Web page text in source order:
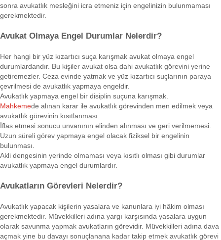
sonra avukatlık mesleğini icra etmeniz için engelinizin bulunmaması
gerekmektedir.
Avukat Olmaya Engel Durumlar Nelerdir?
Her hangi bir yüz kızartıcı suça karışmak avukat olmaya engel
durumlardandır. Bu kişiler avukat olsa dahi avukatlık görevini yerine
getiremezler. Ceza evinde yatmak ve yüz kızartıcı suçlarının paraya
çevrilmesi de avukatlık yapmaya engeldir.
Avukatlık yapmaya engel bir disiplin suçuna karışmak.
Mahkemede alınan karar ile avukatlık görevinden men edilmek veya
avukatlık görevinin kısıtlanması.
İflas etmesi sonucu unvanının elinden alınması ve geri verilmemesi.
Uzun süreli görev yapmaya engel olacak fiziksel bir engelinin
bulunması.
Akli dengesinin yerinde olmaması veya kısıtlı olması gibi durumlar
avukatlık yapmaya engel durumlardır.
Avukatların Görevleri Nelerdir?
Avukatlık yapacak kişilerin yasalara ve kanunlara iyi hâkim olması
gerekmektedir. Müvekkilleri adına yargı karşısında yasalara uygun
olarak savunma yapmak avukatların görevidir. Müvekkilleri adına dava
açmak yine bu davayı sonuçlanana kadar takip etmek avukatlık görevi